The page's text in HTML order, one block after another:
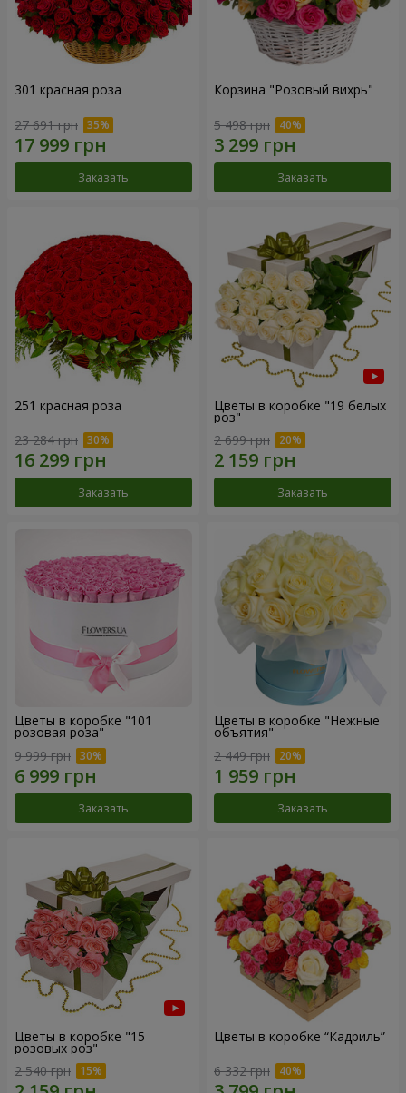
301 красная роза
27 691 грн
Заказать
Корзина "Розовый вихрь"
5 498 грн
Заказать
251 красная роза
23 284 грн
Заказать
Цветы в коробке "19 белых
роз"
2 699 грн
Заказать
Цветы в коробке "101
розовая роза"
9 999 грн
Заказать
Цветы в коробке "Нежные
объятия"
2 449 грн
Заказать
Цветы в коробке "15
розовых роз"
2 540 грн
Цветы в коробке “Кадриль”
6 332 грн